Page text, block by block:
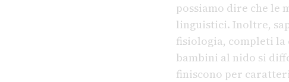
possiamo dire che le
linguistici. Inoltre,
fisiologia, completi la
bambini al nido si
finiscono per